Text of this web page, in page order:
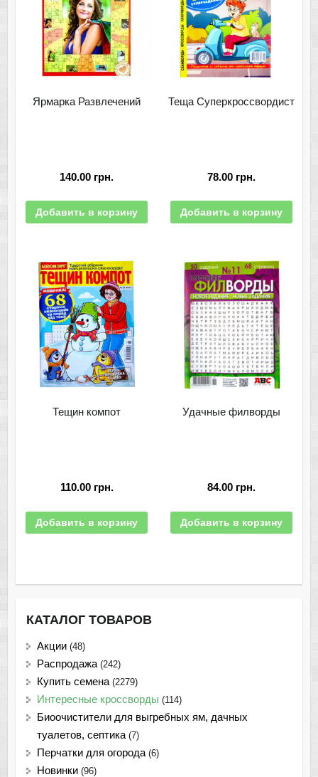
Ярмарка Развлечений
140.00 грн.
Добавить в корзину
Теща Суперкроссвордист
78.00 грн.
Добавить в корзину
Тещин компот
110.00 грн.
Добавить в корзину
Удачные филворды
84.00 грн.
Добавить в корзину
КАТАЛОГ ТОВАРОВ
Акции (48)
Распродажа (242)
Купить семена (2279)
Интересные кроссворды (114)
Биоочистители для выгребных ям, дачных
туалетов, септика (7)
Перчатки для огорода (6)
Новинки (96)